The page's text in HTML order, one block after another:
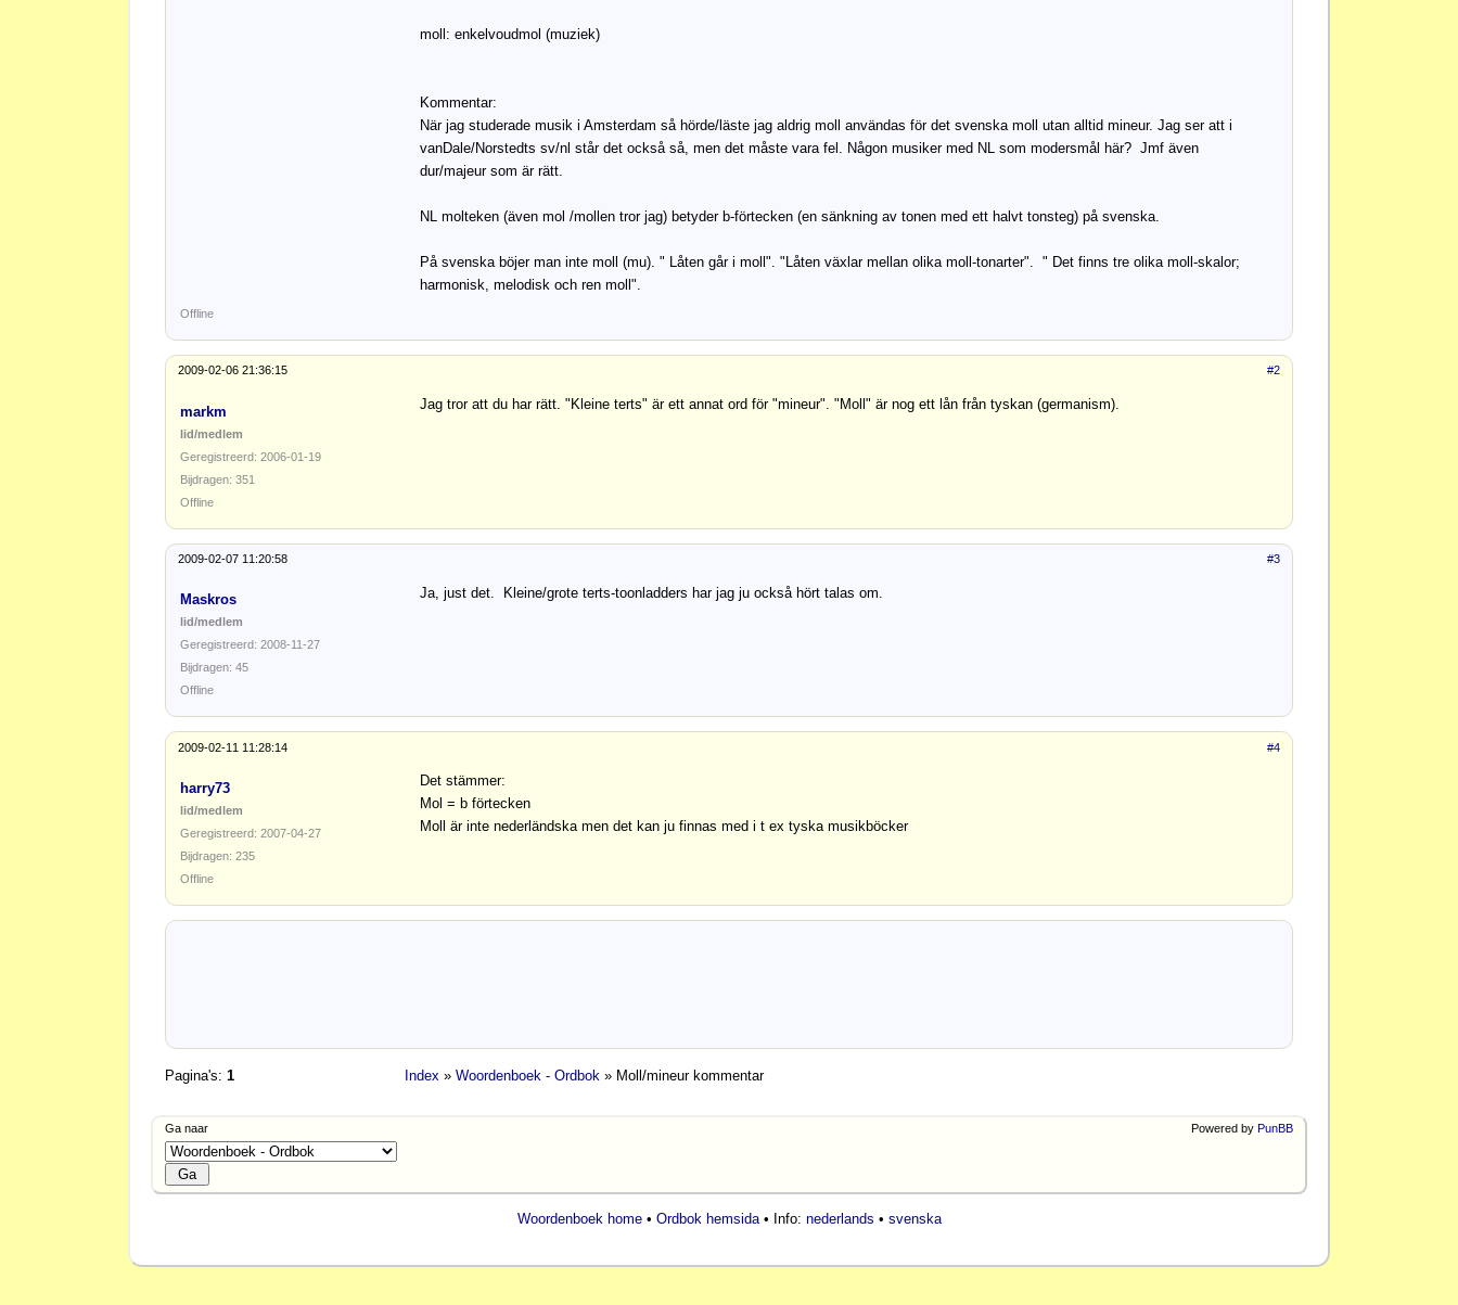
moll: enkelvoudmol (muziek)
Kommentar:
När jag studerade musik i Amsterdam så hörde/läste jag aldrig moll användas för det svenska moll utan alltid mineur. Jag ser att i
vanDale/Norstedts sv/nl står det också så, men det måste vara fel. Någon musiker med NL som modersmål här? Jmf även
dur/majeur som är rätt.
NL molteken (även mol /mollen tror jag) betyder b-förtecken (en sänkning av tonen med ett halvt tonsteg) på svenska.
På svenska böjer man inte moll (mu). " Låten går i moll". "Låten växlar mellan olika moll-tonarter". " Det finns tre olika moll-skalor;
harmonisk, melodisk och ren moll".
Offline
#2
2009-02-06 21:36:15
markm
lid/medlem
Geregistreerd: 2006-01-19
Bijdragen: 351
Jag tror att du har rätt. "Kleine terts" är ett annat ord för "mineur". "Moll" är nog ett lån från tyskan (germanism).
Offline
#3
2009-02-07 11:20:58
Maskros
lid/medlem
Geregistreerd: 2008-11-27
Bijdragen: 45
Ja, just det. Kleine/grote terts-toonladders har jag ju också hört talas om.
Offline
#4
2009-02-11 11:28:14
harry73
lid/medlem
Geregistreerd: 2007-04-27
Bijdragen: 235
Det stämmer:
Mol = b förtecken
Moll är inte nederländska men det kan ju finnas med i t ex tyska musikböcker
Offline
Pagina's: 1 Index » Woordenboek - Ordbok » Moll/mineur kommentar
Ga naar Powered by PunBB
Woordenboek home• Ordbok hemsida• Info: nederlands • svenska